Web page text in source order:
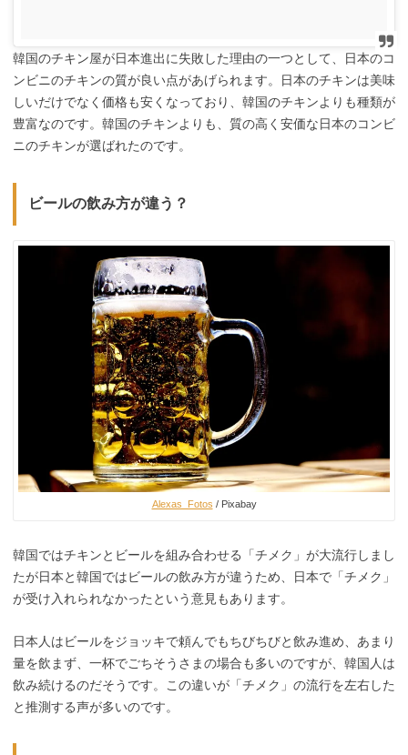
韓国のチキン屋が日本進出に失敗した理由の一つとして、日本のコ
ンビニのチキンの質が良い点があげられます。日本のチキンは美味
しいだけでなく価格も安くなっており、韓国のチキンよりも種類が
豊富なのです。韓国のチキンよりも、質の高く安価な日本のコンビ
ニのチキンが選ばれたのです。
ビールの飲み方が違う？
Alexas_Fotos / Pixabay
韓国ではチキンとビールを組み合わせる「チメク」が大流行しまし
たが日本と韓国ではビールの飲み方が違うため、日本で「チメク」
が受け入れられなかったという意見もあります。
日本人はビールをジョッキで頼んでもちびちびと飲み進め、あまり
量を飲まず、一杯でごちそうさまの場合も多いのですが、韓国人は
飲み続けるのだそうです。この違いが「チメク」の流行を左右した
と推測する声が多いのです。